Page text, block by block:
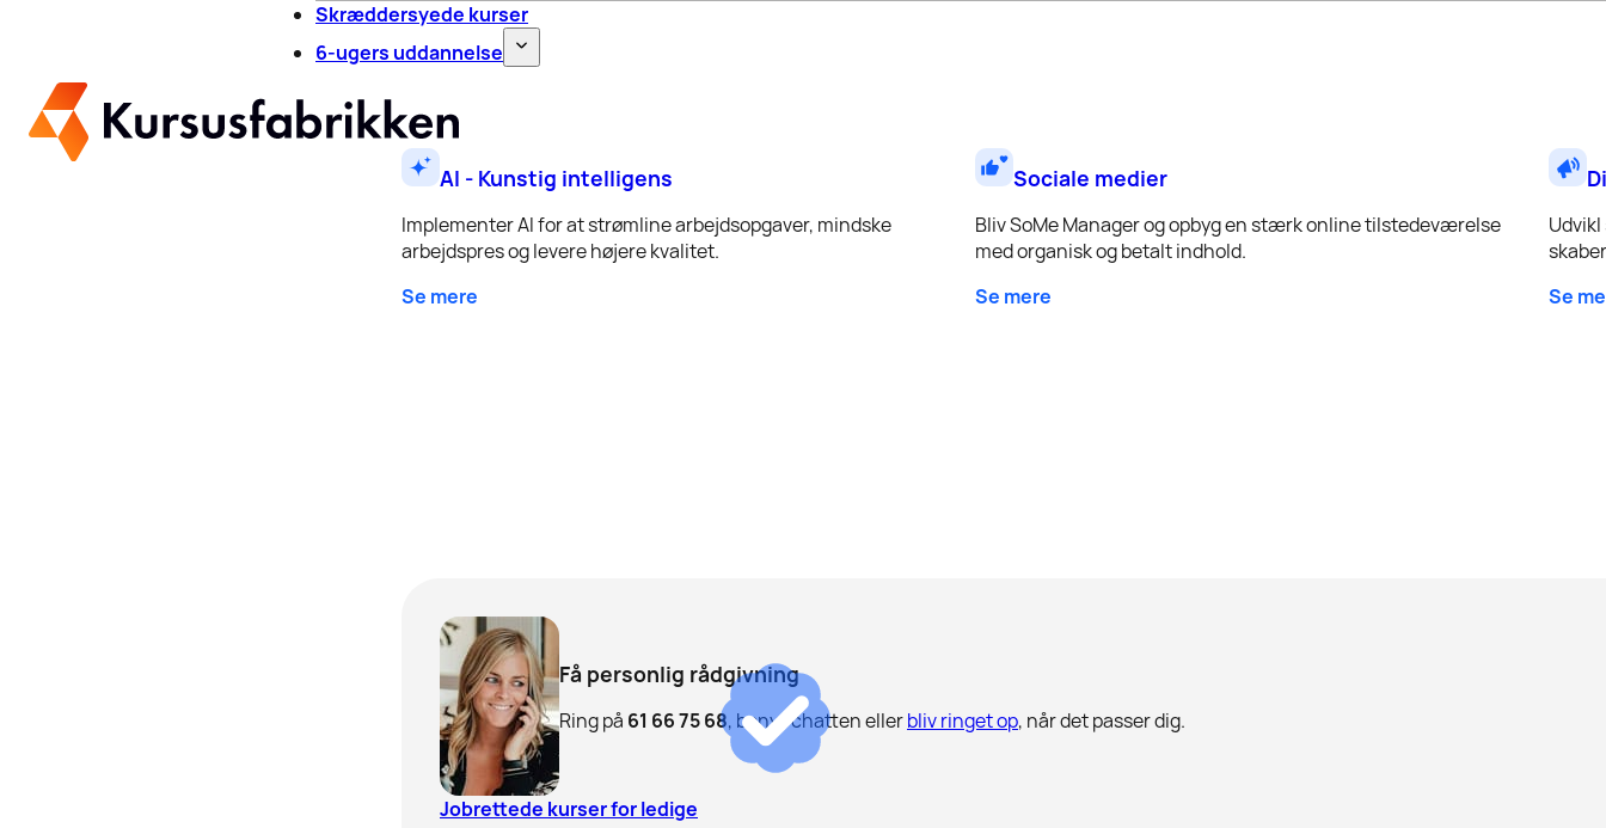
Skræddersyede kurser
6-ugers uddannelse
AI - Kunstig intelligens
Implementer AI for at strømline arbejdsopgaver, mindske
arbejdspres og levere højere kvalitet.
Se mere
Sociale medier
Bliv SoMe Manager og opbyg en stærk online tilstedeværelse
med organisk og betalt indhold.
Se mere
Se
Få personlig rådgivning
Ring på 61 66 75 68, benyt chatten ellerbliv ringet op, når det passer dig.
Jobrettede kurser for ledige